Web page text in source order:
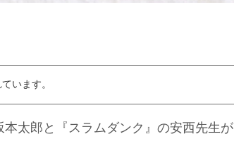
います。
太郎と『スラムダンク』の安西先生が